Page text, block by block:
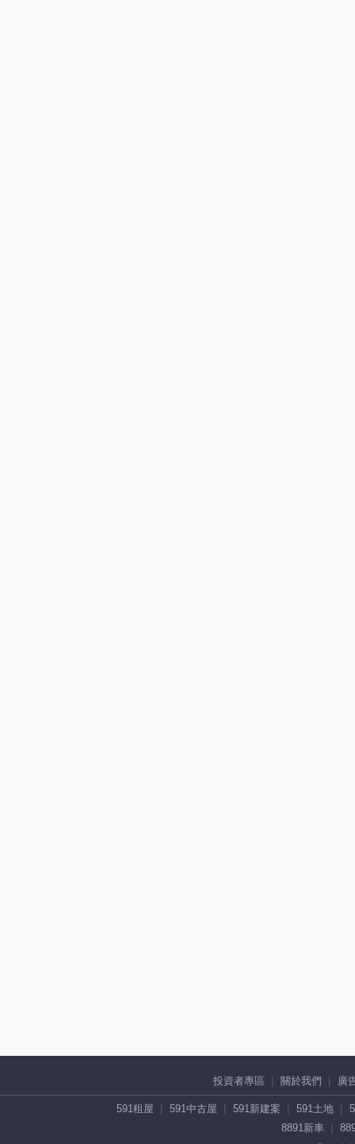
投資者專區 關於我們 廣
591租屋 591中古屋 591新建案 591土地
8891新車